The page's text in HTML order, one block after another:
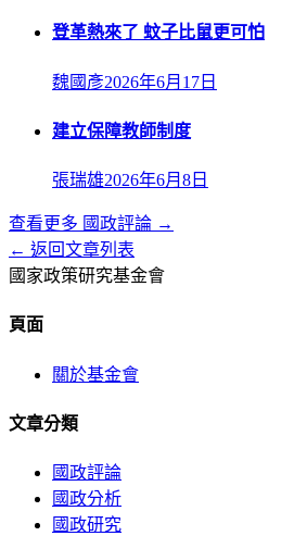
登革熱來了 蚊子比鼠更可怕
魏國彥2026年6月17日
建立保障教師制度
張瑞雄2026年6月8日
查看更多 國政評論 →
← 返回文章列表
國家政策研究基金會
頁面
關於基金會
文章分類
國政評論
國政分析
國政研究